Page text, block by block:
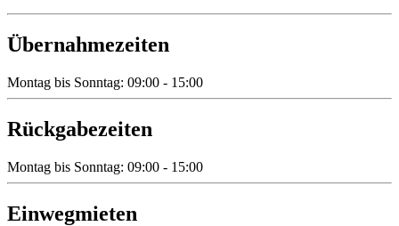
Übernahmezeiten
Montag bis Sonntag: 09:00 - 15:00
Rückgabezeiten
Montag bis Sonntag: 09:00 - 15:00
Einwegmieten